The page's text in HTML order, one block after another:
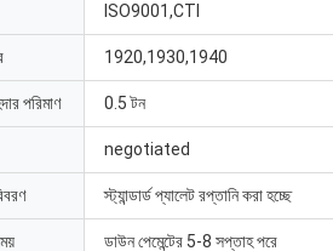
ISO9001,CTI
1920,1930,1940
পরিমাণ 0.5 টন
negotiated
স্ট্যান্ডার্ড প্যালেট রপ্তানি করা হচ্ছে
ডাউন পেমেন্টের 5-8 সপ্তাহ পরে